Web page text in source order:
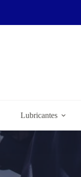
Lubricantes